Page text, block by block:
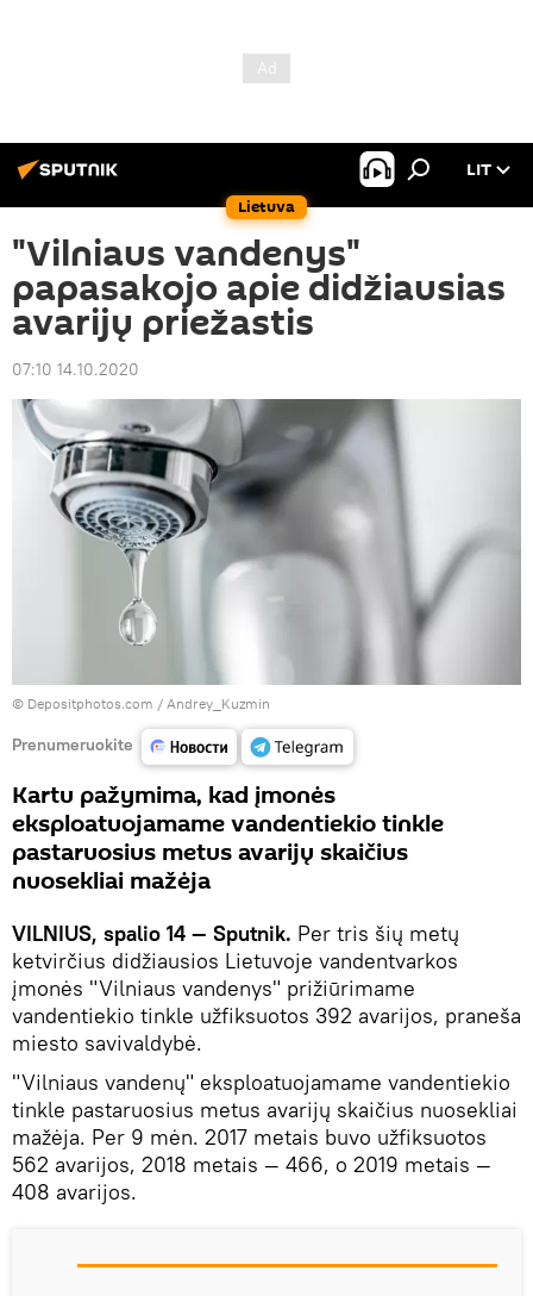
Lietuva
LIT
"Vilniaus vandenys"
papasakojo apie didžiausias
avarijų priežastis
07:10 14.10.2020
© Depositphotos.com / Andrey_Kuzmin
Prenumeruokite
Kartu pažymima, kad įmonės
eksploatuojamame vandentiekio tinkle
pastaruosius metus avarijų skaičius
nuosekliai mažėja
VILNIUS, spalio 14 — Sputnik. Per tris šių metų
ketvirčius didžiausios Lietuvoje vandentvarkos
įmonės "Vilniaus vandenys" prižiūrimame
vandentiekio tinkle užfiksuotos 392 avarijos, praneša
miesto savivaldybė.
"Vilniaus vandenų" eksploatuojamame vandentiekio
tinkle pastaruosius metus avarijų skaičius nuosekliai
mažėja. Per 9 mėn. 2017 metais buvo užfiksuotos
562 avarijos, 2018 metais — 466, o 2019 metais —
408 avarijos.